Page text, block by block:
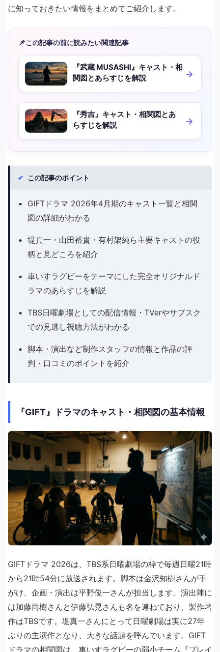
に知っておきたい情報をまとめてご紹介します。
📌この記事の前に読みたい関連記事
『武蔵 MUSASHI』キャスト・相
関図とあらすじを解説
『秀吉』キャスト・相関図とあ
らすじを解説
✔ この記事のポイント
GIFTドラマ 2026年4月期のキャスト一覧と相関
図の詳細がわかる
堤真一・山田裕貴・有村架純ら主要キャストの役
柄と見どころを紹介
車いすラグビーをテーマにした完全オリジナルド
ラマのあらすじを解説
TBS日曜劇場としての配信情報・TVerやサブスク
での見逃し視聴方法がわかる
脚本・演出など制作スタッフの情報と作品の評
判・口コミのポイントを紹介
『GIFT』ドラマのキャスト・相関図の基本情報
GIFTドラマ 2026は、TBS系日曜劇場の枠で毎週日曜21時
から21時54分に放送されます。脚本は金沢知樹さんが手
がけ、企画・演出は平野俊一さんが担当します。演出陣に
は加藤尚樹さんと伊藤弘晃さんも名を連ねており、製作著
作はTBSです。堤真一さんにとって日曜劇場は実に27年
ぶりの主演作となり、大きな話題を呼んでいます。GIFT
ドラマの相関図は、車いすラグビーの弱小チーム『ブレイ